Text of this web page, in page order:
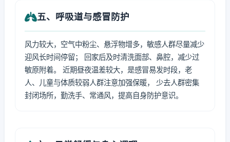
五、呼吸道与感冒防护
风力较大，空气中粉尘、悬浮物增多，敏感人群尽量减少
迎风长时间停留； 回家后及时清洗面部、鼻腔，减少过
敏原附着。 近期昼夜温差较大，是感冒易发时段，老
人、儿童与体质较弱人群注意加强保暖， 少去人群密集
封闭场所，勤洗手、常通风，提高自身防护意识。